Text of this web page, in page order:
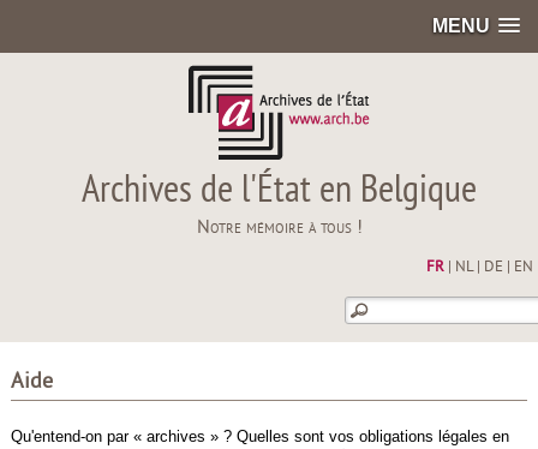
MENU
Archives de l'État en Belgique
Notre mémoire à tous !
FR| NL| DE EN
Aide
Qu'entend-on par « archives » ? Quelles sont vos obligations légales en